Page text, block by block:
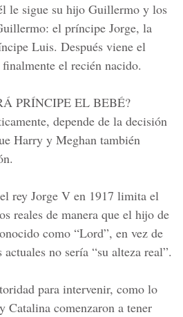
le sigue su hijo Guillermo y los
el príncipe Jorge, la
Luis. Después viene el
el recién nacido.
PRÍNCIPE EL BEBÉ?
depende de la decisión
Harry y Meghan también
rey Jorge V en 1917 limita el
reales de manera que el hijo de
como “Lord”, en vez de
no sería “su alteza real”.
para intervenir, como lo
Catalina comenzaron a tener